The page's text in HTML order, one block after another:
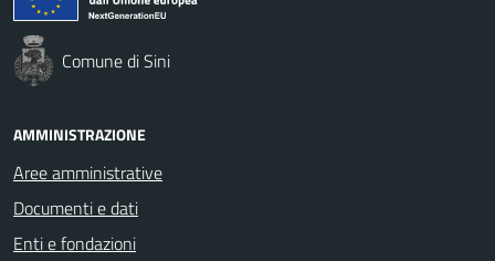
Comune di Sini
AMMINISTRAZIONE
Aree amministrative
Documenti e dati
Enti e fondazioni